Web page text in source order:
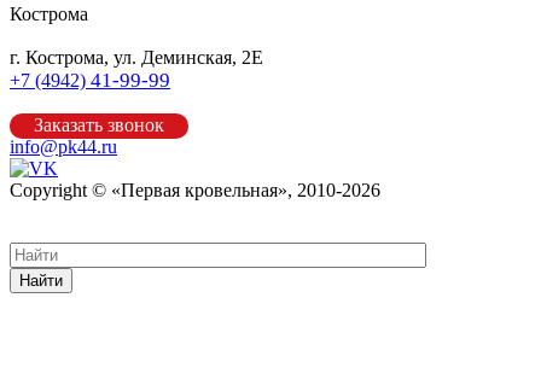
Кострома
г. Кострома, ул. Деминская, 2Е
+7 (4942) 41-99-99
Заказать звонок
info@pk44.ru
Copyright © «Первая кровельная», 2010-2026
Найти